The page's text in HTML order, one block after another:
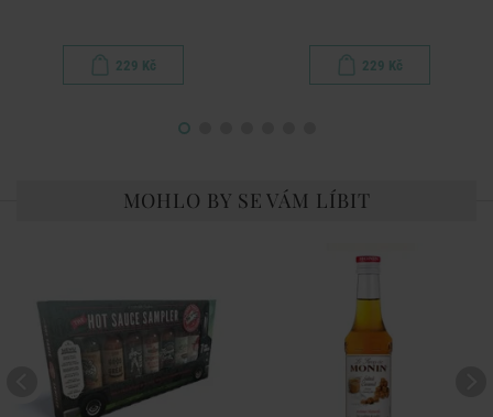
229 Kč 229 Kč
MOHLO BY SE VÁM LÍBIT